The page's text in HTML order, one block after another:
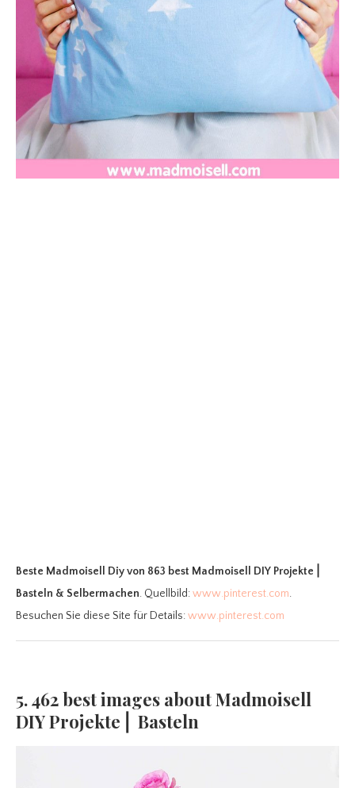
Beste Madmoisell Diyvon 863 best Madmoisell DIY Projekte⎪
Basteln & Selbermachen. Quellbild:www.pinterest.com.
Besuchen Sie diese Site für Details:www.pinterest.com
5. 462 best images about Madmoisell
DIY Projekte⎪ Basteln